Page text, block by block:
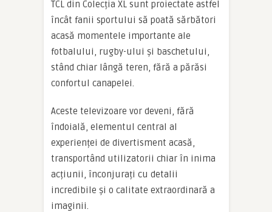
TCL din Colecția XL sunt proiectate astfel
încât fanii sportului să poată sărbători
acasă momentele importante ale
fotbalului, rugby-ului și baschetului,
stând chiar lângă teren, fără a părăsi
confortul canapelei.
Aceste televizoare vor deveni, fără
îndoială, elementul central al
experienței de divertisment acasă,
transportând utilizatorii chiar în inima
acțiunii, înconjurați cu detalii
incredibile și o calitate extraordinară a
imaginii.